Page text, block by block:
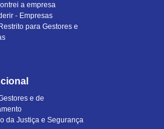
a empresa
- Empresas
para Gestores e
e de
da Justiça e Segurança